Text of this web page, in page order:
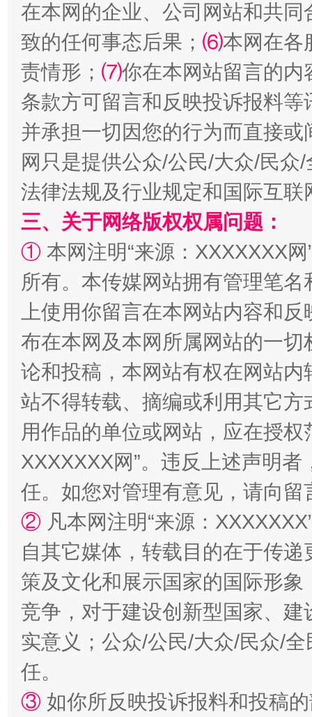
在本网的企业、公司网站和共
致的任何事态后果； ⑹本网在各
责情形； ⑺你在本网站留言的内
条款方可留言和反映投诉报料
并承担一切因您的行为而直接
网只是提供公众/公民/大众/民
法律法规及行业规定和国际互
三、关于网络版权权属问题：
① 本网注明“来源：XXXXXXX
所有。本传媒网站拥有管理笔
上使用你留言在本网站内容和
布在本网及本网所属网站的一
论和投稿，本网站有权在网站
站不得转载、摘编或利用其它
用作品的单位或网站，应在授
XXXXXXX网”。违反上述声明
任。如您对管理有意见，请向
② 凡本网注明“来源：
自其它媒体，转载目的在于传
策及文化和展示国家的国际形
竞争，对于建设创新型国家、
实意义；公众/公民/大众/民众/
任。
③ 如你所反映投诉报料和投稿